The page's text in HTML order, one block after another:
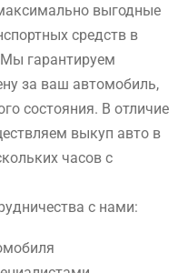
выгодные
средств в
гарантируем
за ваш автомобиль,
состояния. В отличие
выкуп авто в
часов с
с нами: